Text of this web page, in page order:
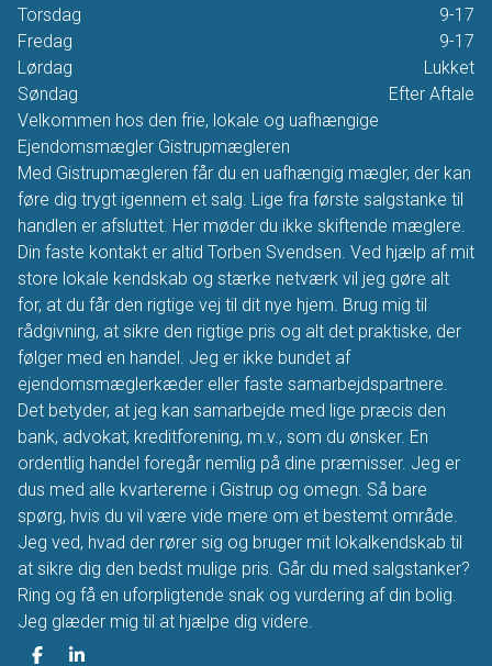
Torsdag
9-17
Fredag
9-17
Lørdag
Lukket
Søndag
Efter Aftale
Velkommen hos den frie, lokale og uafhængige
Ejendomsmægler Gistrupmægleren
Med Gistrupmægleren får du en uafhængig mægler, der kan
føre dig trygt igennem et salg. Lige fra første salgstanke til
handlen er afsluttet. Her møder du ikke skiftende mæglere.
Din faste kontakt er altid Torben Svendsen. Ved hjælp af mit
store lokale kendskab og stærke netværk vil jeg gøre alt
for, at du får den rigtige vej til dit nye hjem. Brug mig til
rådgivning, at sikre den rigtige pris og alt det praktiske, der
følger med en handel. Jeg er ikke bundet af
ejendomsmæglerkæder eller faste samarbejdspartnere.
Det betyder, at jeg kan samarbejde med lige præcis den
bank, advokat, kreditforening, m.v., som du ønsker. En
ordentlig handel foregår nemlig på dine præmisser. Jeg er
dus med alle kvartererne i Gistrup og omegn. Så bare
spørg, hvis du vil være vide mere om et bestemt område.
Jeg ved, hvad der rører sig og bruger mit lokalkendskab til
at sikre dig den bedst mulige pris. Går du med salgstanker?
Ring og få en uforpligtende snak og vurdering af din bolig.
Jeg glæder mig til at hjælpe dig videre.